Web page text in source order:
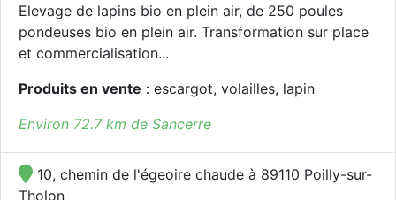
Elevage de lapins bio en plein air, de 250 poules
pondeuses bio en plein air. Transformation sur place
et commercialisation...
Produits en vente : escargot, volailles, lapin
Environ 72.7 km de Sancerre
10, chemin de l'égeoire chaude à 89110 Poilly-sur-
Tholon